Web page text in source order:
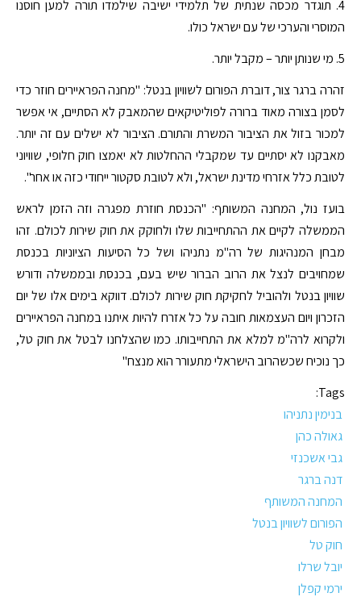
4. תוגדר מכסה שנתית של תלמידי ישיבה שילמדו תורה למען חוסנו
המוסרי והערכי של עם ישראל כולו.
5. מי שנותן יותר – מקבל יותר.
זהרה ברגר צור, דוברת הפורום לשוויון בנטל: "מחנה הפראיירים חוזר כדי
לסמן בצורה מאוד ברורה לפוליטיקאים שהמאבק לא הסתיים, אי אפשר
למכור בזול את הציבור המשרת והתורם. הציבור לא ישלים עם זה יותר.
מאבקנו לא יסתיים עד שמקבלי ההחלטות לא יאמצו חוק חלופי, שוויוני
לטובת כלל אזרחי מדינת ישראל, ולא לטובת סקטור ייחודי כזה או אחר".
בועז נול, המחנה המשותף: "הכנסת חוזרת מפגרה וזה הזמן לראש
הממשלה לקיים את ההתחייבות שלו ולחוקק את חוק שירות לכולם. זהו
מבחן המנהיגות של רה"מ נתניהו ושל כל הסיעות הציוניות בכנסת
שמחויבים לנצל את הרוב הברור שיש בעם, בכנסת ובממשלה ודורש
שוויון בנטל ולהוביל לחקיקת חוק שירות לכולם. דווקא בימים אלו של יום
הזכרון ויום העצמאות חובה על כל אזרח להיות איתנו במחנה הפראיירים
ולקרוא לרה"מ למלא את התחייבותו. כמו שהצלחנו לבטל את חוק טל,
כך נוכיח שכשהרוב הישראלי מתעורר הוא מנצח"
Tags:
בנימין נתניהו
גאולה כהן
גבי אשכנזי
דנה ברגר
המחנה המשותף
הפורום לשוויון בנטל
חוק טל
יובל שרלו
ירמי קפלן